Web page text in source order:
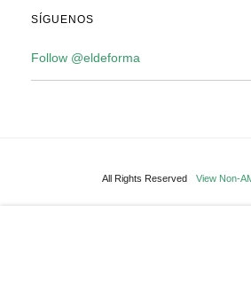
SÍGUENOS
Follow @eldeforma
All Rights Reserved View Non-